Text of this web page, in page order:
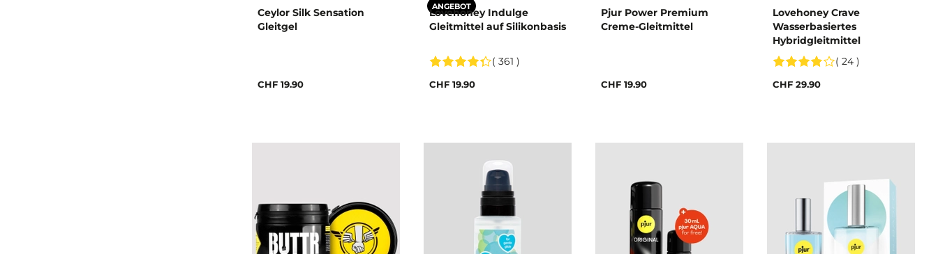
Ceylor Silk Sensation
Gleitgel
CHF 19.90
ANGEBOT
Lovehoney Indulge
Gleitmittel auf Silikonbasis
( 361 )
CHF 19.90
Pjur Power Premium
Creme-Gleitmittel
CHF 19.90
Lovehoney Crave
Wasserbasiertes
Hybridgleitmittel
( 24 )
CHF 29.90